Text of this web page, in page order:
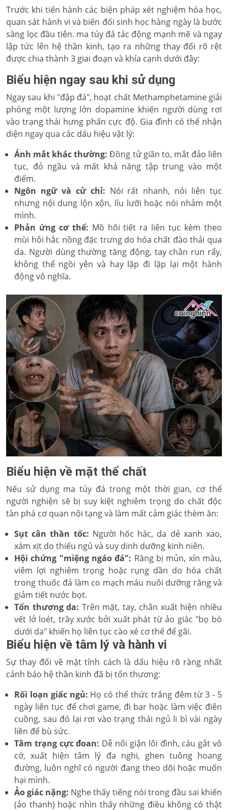
Trước khi tiến hành các biện pháp xét nghiệm hóa học,
quan sát hành vi và biến đổi sinh học hàng ngày là bước
sàng lọc đầu tiên. ma túy đá tác động mạnh mẽ và ngay
lập tức lên hệ thần kinh, tạo ra những thay đổi rõ rệt
được chia thành 3 giai đoạn và khía cạnh dưới đây:
Biểu hiện ngay sau khi sử dụng
Ngay sau khi "đập đá", hoạt chất Methamphetamine giải
phóng một lượng lớn dopamine khiến người dùng rơi
vào trạng thái hưng phấn cực độ. Gia đình có thể nhận
diện ngay qua các dấu hiệu vật lý:
Ánh mắt khác thường: Đồng tử giãn to, mắt đảo liên
tục, đỏ ngầu và mất khả năng tập trung vào một
điểm.
Ngôn ngữ và cử chỉ: Nói rất nhanh, nói liên tục
nhưng nội dung lộn xộn, líu lưỡi hoặc nói nhảm một
mình.
Phản ứng cơ thể: Mồ hôi tiết ra liên tục kèm theo
mùi hôi hắc nồng đặc trưng do hóa chất đào thải qua
da. Người dùng thường tăng động, tay chân run rẩy,
không thể ngồi yên và hay lặp đi lặp lại một hành
động vô nghĩa.
Biểu hiện về mặt thể chất
Nếu sử dụng ma túy đá trong một thời gian, cơ thể
người nghiện sẽ bị suy kiệt nghiêm trọng do chất độc
tàn phá cơ quan nội tạng và làm mất cảm giác thèm ăn:
Sụt cân thần tốc: Người hốc hác, da dẻ xanh xao,
xám xịt do thiếu ngủ và suy dinh dưỡng kinh niên.
Hội chứng "miệng ngáo đá": Răng bị mủn, xỉn màu,
viêm lợi nghiêm trọng hoặc rụng dần do hóa chất
trong thuốc đá làm co mạch máu nuôi dưỡng răng và
giảm tiết nước bọt.
Tổn thương da: Trên mặt, tay, chân xuất hiện nhiều
vết lở loét, trầy xước bởi xuất phát từ ảo giác "bọ bò
dưới da" khiến họ liên tục cào xé cơ thể để gãi.
Biểu hiện về tâm lý và hành vi
Sự thay đổi về mặt tính cách là dấu hiệu rõ ràng nhất
cảnh báo hệ thần kinh đã bị tổn thương:
Rối loạn giấc ngủ: Họ có thể thức trắng đêm từ 3 - 5
ngày liên tục để chơi game, đi bar hoặc làm việc điên
cuồng, sau đó lại rơi vào trạng thái ngủ li bì vài ngày
liền để bù sức.
Tâm trạng cực đoan: Dễ nổi giận lôi đình, cáu gắt vô
cớ, xuất hiện tâm lý đa nghi, ghen tuông hoang
đường, luôn nghĩ có người đang theo dõi hoặc muốn
hại mình.
Ảo giác nặng: Nghe thấy tiếng nói trong đầu sai khiến
(ảo thanh) hoặc nhìn thấy những điều không có thật